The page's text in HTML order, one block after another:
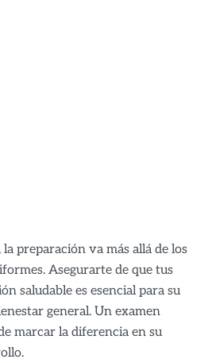
preparación va más allá de los
Asegurarte de que tus
saludable es esencial para su
general. Un examen
marcar la diferencia en su